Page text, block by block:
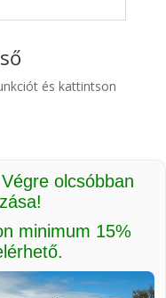
és kattintson
olcsóbban
minimum 15%